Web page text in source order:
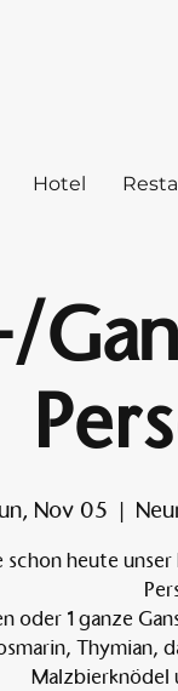
Hotel
Nov 05
  |
schon heute
oder 1 ganze
Thymian,
Malzbierknödel